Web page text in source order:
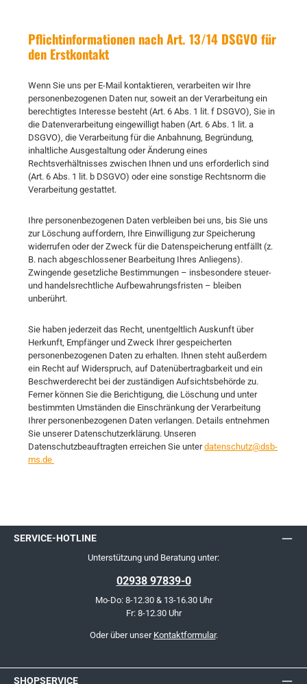
Pflichtinformationen nach Art. 13/14 DSGVO für
den Erstkontakt
Wenn Sie uns per E-Mail kontaktieren, verarbeiten wir Ihre
personenbezogenen Daten nur, soweit an der Verarbeitung ein
berechtigtes Interesse besteht (Art. 6 Abs. 1 lit. f DSGVO), Sie in
die Datenverarbeitung eingewilligt haben (Art. 6 Abs. 1 lit. a
DSGVO), die Verarbeitung für die Anbahnung, Begründung,
inhaltliche Ausgestaltung oder Änderung eines
Rechtsverhältnisses zwischen Ihnen und uns erforderlich sind
(Art. 6 Abs. 1 lit. b DSGVO) oder eine sonstige Rechtsnorm die
Verarbeitung gestattet.
Ihre personenbezogenen Daten verbleiben bei uns, bis Sie uns
zur Löschung auffordern, Ihre Einwilligung zur Speicherung
widerrufen oder der Zweck für die Datenspeicherung entfällt (z.
B. nach abgeschlossener Bearbeitung Ihres Anliegens).
Zwingende gesetzliche Bestimmungen – insbesondere steuer-
und handelsrechtliche Aufbewahrungsfristen – bleiben
unberührt.
Sie haben jederzeit das Recht, unentgeltlich Auskunft über
Herkunft, Empfänger und Zweck Ihrer gespeicherten
personenbezogenen Daten zu erhalten. Ihnen steht außerdem
ein Recht auf Widerspruch, auf Datenübertragbarkeit und ein
Beschwerderecht bei der zuständigen Aufsichtsbehörde zu.
Ferner können Sie die Berichtigung, die Löschung und unter
bestimmten Umständen die Einschränkung der Verarbeitung
Ihrer personenbezogenen Daten verlangen. Details entnehmen
Sie unserer Datenschutzerklärung. Unseren
Datenschutzbeauftragten erreichen Sie unterdatenschutz@dsb-
ms.de
SERVICE-HOTLINE
Unterstützung und Beratung unter:
02938 97839-0
Mo-Do: 8-12.30 & 13-16.30 Uhr
Fr: 8-12.30 Uhr
Oder über unser Kontaktformular.
SHOPSERVICE